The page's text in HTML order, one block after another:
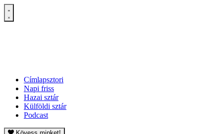
Címlapsztori
Napi friss
Hazai sztár
Külföldi sztár
Podcast